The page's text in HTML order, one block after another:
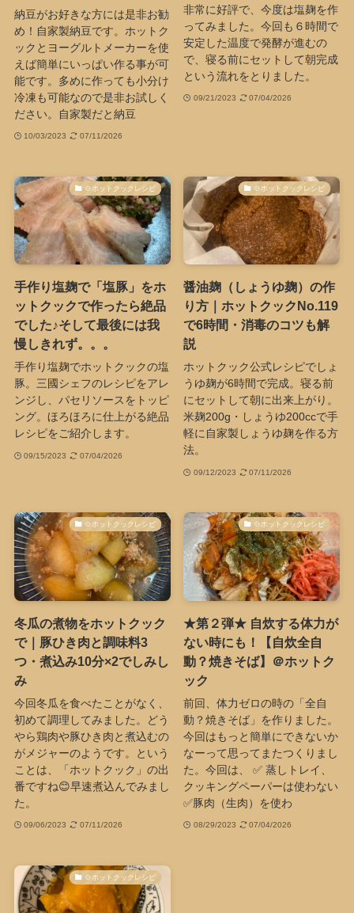
納豆がお好きな方には是非お勧
め！自家製納豆です。ホットク
ックとヨーグルトメーカーを使
えば簡単にいっぱい作る事が可
能です。多めに作っても小分け
冷凍も可能なので是非お試しく
ださい。自家製だと納豆
10/03/2023 07/11/2026
非常に好評で、今度は塩麹を作
ってみました。今回も６時間で
安定した温度で発酵が進むの
で、寝る前にセットして朝完成
という流れをとりました。
09/21/2023 07/04/2026
🍲ホットクックレシピ
手作り塩麹で「塩豚」をホ
ットクックで作ったら絶品
でした♪そして最後には我
慢しきれず。。。
手作り塩麹でホットクックの塩
豚。三國シェフのレシピをアレ
ンジし、パセリソースをトッピ
ング。ほろほろに仕上がる絶品
レシピをご紹介します。
09/15/2023 07/04/2026
🍲ホットクックレシピ
醤油麹（しょうゆ麹）の作
り方｜ホットクックNo.119
で6時間・消毒のコツも解
説
ホットクック公式レシピでしょ
うゆ麹が6時間で完成。寝る前
にセットして朝に出来上がり。
米麹200g・しょうゆ200ccで手
軽に自家製しょうゆ麹を作る方
法。
09/12/2023 07/11/2026
🍲ホットクックレシピ
冬瓜の煮物をホットクック
で｜豚ひき肉と調味料3
つ・煮込み10分×2でしみし
み
今回冬瓜を食べたことがなく、
初めて調理してみました。どう
やら鶏肉や豚ひき肉と煮込むの
がメジャーのようです。という
ことは、「ホットクック」の出
番ですね😊早速煮込んでみまし
た。
09/06/2023 07/11/2026
🍲ホットクックレシピ
★第２弾★ 自炊する体力が
ない時にも！【自炊全自
動？焼きそば】＠ホットク
ック
前回、体力ゼロの時の「全自
動？焼きそば」を作りました。
今回はもっと簡単にできないか
なーって思ってまたつくりまし
た。今回は、 ✅ 蒸しトレイ、
クッキングペーパーは使わない
✅豚肉（生肉）を使わ
08/29/2023 07/04/2026
🍲ホットクックレシピ